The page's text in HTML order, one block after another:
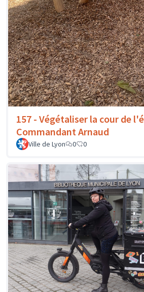
157 - Végétaliser la cour de
Commandant Arnaud
Ville de Lyon 0 0